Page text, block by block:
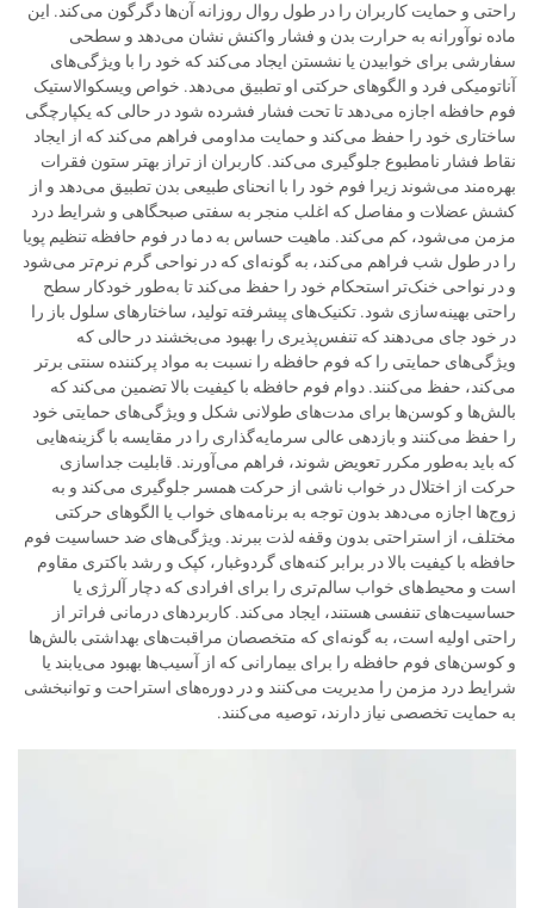
راحتی و حمایت کاربران را در طول روال روزانه آن‌ها دگرگون می‌کند. این
ماده نوآورانه به حرارت بدن و فشار واکنش نشان می‌دهد و سطحی
سفارشی برای خوابیدن یا نشستن ایجاد می‌کند که خود را با ویژگی‌های
آناتومیکی فرد و الگوهای حرکتی او تطبیق می‌دهد. خواص ویسکوالاستیک
فوم حافظه اجازه می‌دهد تا تحت فشار فشرده شود در حالی که یکپارچگی
ساختاری خود را حفظ می‌کند و حمایت مداومی فراهم می‌کند که از ایجاد
نقاط فشار نامطبوع جلوگیری می‌کند. کاربران از تراز بهتر ستون فقرات
بهره‌مند می‌شوند زیرا فوم خود را با انحنای طبیعی بدن تطبیق می‌دهد و از
کشش عضلات و مفاصل که اغلب منجر به سفتی صبحگاهی و شرایط درد
مزمن می‌شود، کم می‌کند. ماهیت حساس به دما در فوم حافظه تنظیم پویا
را در طول شب فراهم می‌کند، به گونه‌ای که در نواحی گرم نرم‌تر می‌شود
و در نواحی خنک‌تر استحکام خود را حفظ می‌کند تا به‌طور خودکار سطح
راحتی بهینه‌سازی شود. تکنیک‌های پیشرفته تولید، ساختارهای سلول باز را
در خود جای می‌دهند که تنفس‌پذیری را بهبود می‌بخشند در حالی که
ویژگی‌های حمایتی را که فوم حافظه را نسبت به مواد پرکننده سنتی برتر
می‌کند، حفظ می‌کنند. دوام فوم حافظه با کیفیت بالا تضمین می‌کند که
بالش‌ها و کوسن‌ها برای مدت‌های طولانی شکل و ویژگی‌های حمایتی خود
را حفظ می‌کنند و بازدهی عالی سرمایه‌گذاری را در مقایسه با گزینه‌هایی
که باید به‌طور مکرر تعویض شوند، فراهم می‌آورند. قابلیت جداسازی
حرکت از اختلال در خواب ناشی از حرکت همسر جلوگیری می‌کند و به
زوج‌ها اجازه می‌دهد بدون توجه به برنامه‌های خواب یا الگوهای حرکتی
مختلف، از استراحتی بدون وقفه لذت ببرند. ویژگی‌های ضد حساسیت فوم
حافظه با کیفیت بالا در برابر کنه‌های گردوغبار، کپک و رشد باکتری مقاوم
است و محیط‌های خواب سالم‌تری را برای افرادی که دچار آلرژی یا
حساسیت‌های تنفسی هستند، ایجاد می‌کند. کاربردهای درمانی فراتر از
راحتی اولیه است، به گونه‌ای که متخصصان مراقبت‌های بهداشتی بالش‌ها
و کوسن‌های فوم حافظه را برای بیمارانی که از آسیب‌ها بهبود می‌یابند یا
شرایط درد مزمن را مدیریت می‌کنند و در دوره‌های استراحت و توانبخشی
به حمایت تخصصی نیاز دارند، توصیه می‌کنند.